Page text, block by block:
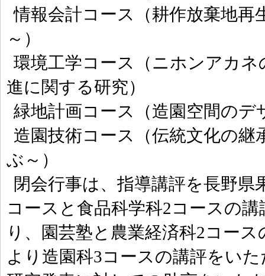
情報会計コース（耕作放棄地
～）
環境工学コース（ニホンアカ
進に関する研究）
緑地計画コース（造園空間の
造園技術コース（伝統文化の
ぶ～）
閉会行事は、指導講評を長野県
コースと食品科学科2コースの
り、園芸塾と農業経済科2コー
より造園科3コースの講評をい